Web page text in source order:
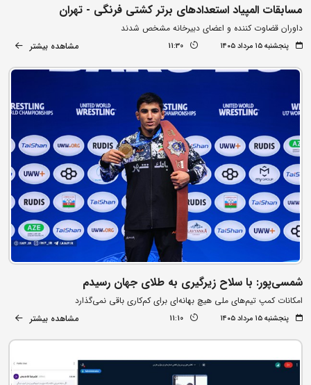
مسابقات المپیاد استعدادهای برتر کشتی فرنگی - تهران
داوران قضاوت کننده و اعضای دبیرخانه مشخص شدند
پنجشنبه ۱۵ مرداد ۱۴۰۵ 11:30 مشاهده بیشتر
شمسی‌پور: با سلاح زیرگیری به طلای جهان رسیدم
امکانات کمپ تیم‌های ملی هیچ بهانه‌ای برای کم‌کاری باقی نمی‌گذارد
پنجشنبه ۱۵ مرداد ۱۴۰۵ 11:10 مشاهده بیشتر